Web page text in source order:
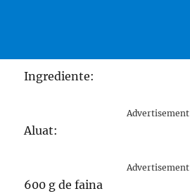
Ingrediente:
Advertisement
Aluat:
Advertisement
600 g de faina